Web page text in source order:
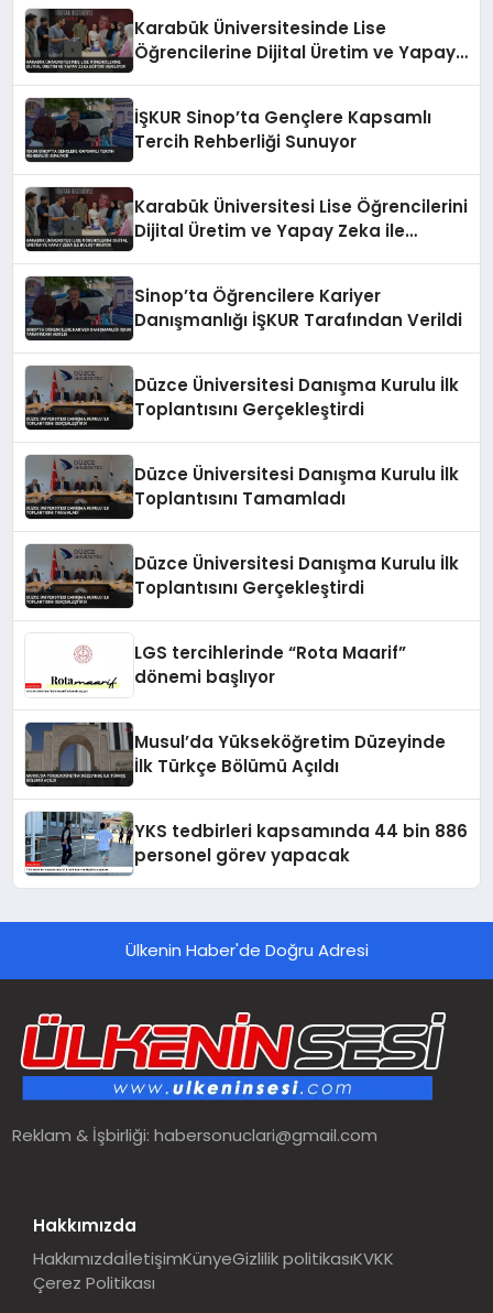
Karabük Üniversitesinde Lise
Öğrencilerine Dijital Üretim ve Yapay
İŞKUR Sinop’ta Gençlere Kapsamlı
Tercih Rehberliği Sunuyor
Karabük Üniversitesi Lise Öğrencilerini
Dijital Üretim ve Yapay Zeka ile
Sinop’ta Öğrencilere Kariyer
Danışmanlığı İŞKUR Tarafından Verildi
Düzce Üniversitesi Danışma Kurulu İlk
Toplantısını Gerçekleştirdi
Düzce Üniversitesi Danışma Kurulu İlk
Toplantısını Tamamladı
Düzce Üniversitesi Danışma Kurulu İlk
Toplantısını Gerçekleştirdi
LGS tercihlerinde “Rota Maarif”
dönemi başlıyor
Musul’da Yükseköğretim Düzeyinde
İlk Türkçe Bölümü Açıldı
YKS tedbirleri kapsamında 44 bin 886
personel görev yapacak
Ülkenin Haber'de Doğru Adresi
Reklam & İşbirliği:habersonuclari@gmail.com
Hakkımızda
HakkımızdaİletişimKünyeGizlilik politikasıKVKK
Çerez Politikası